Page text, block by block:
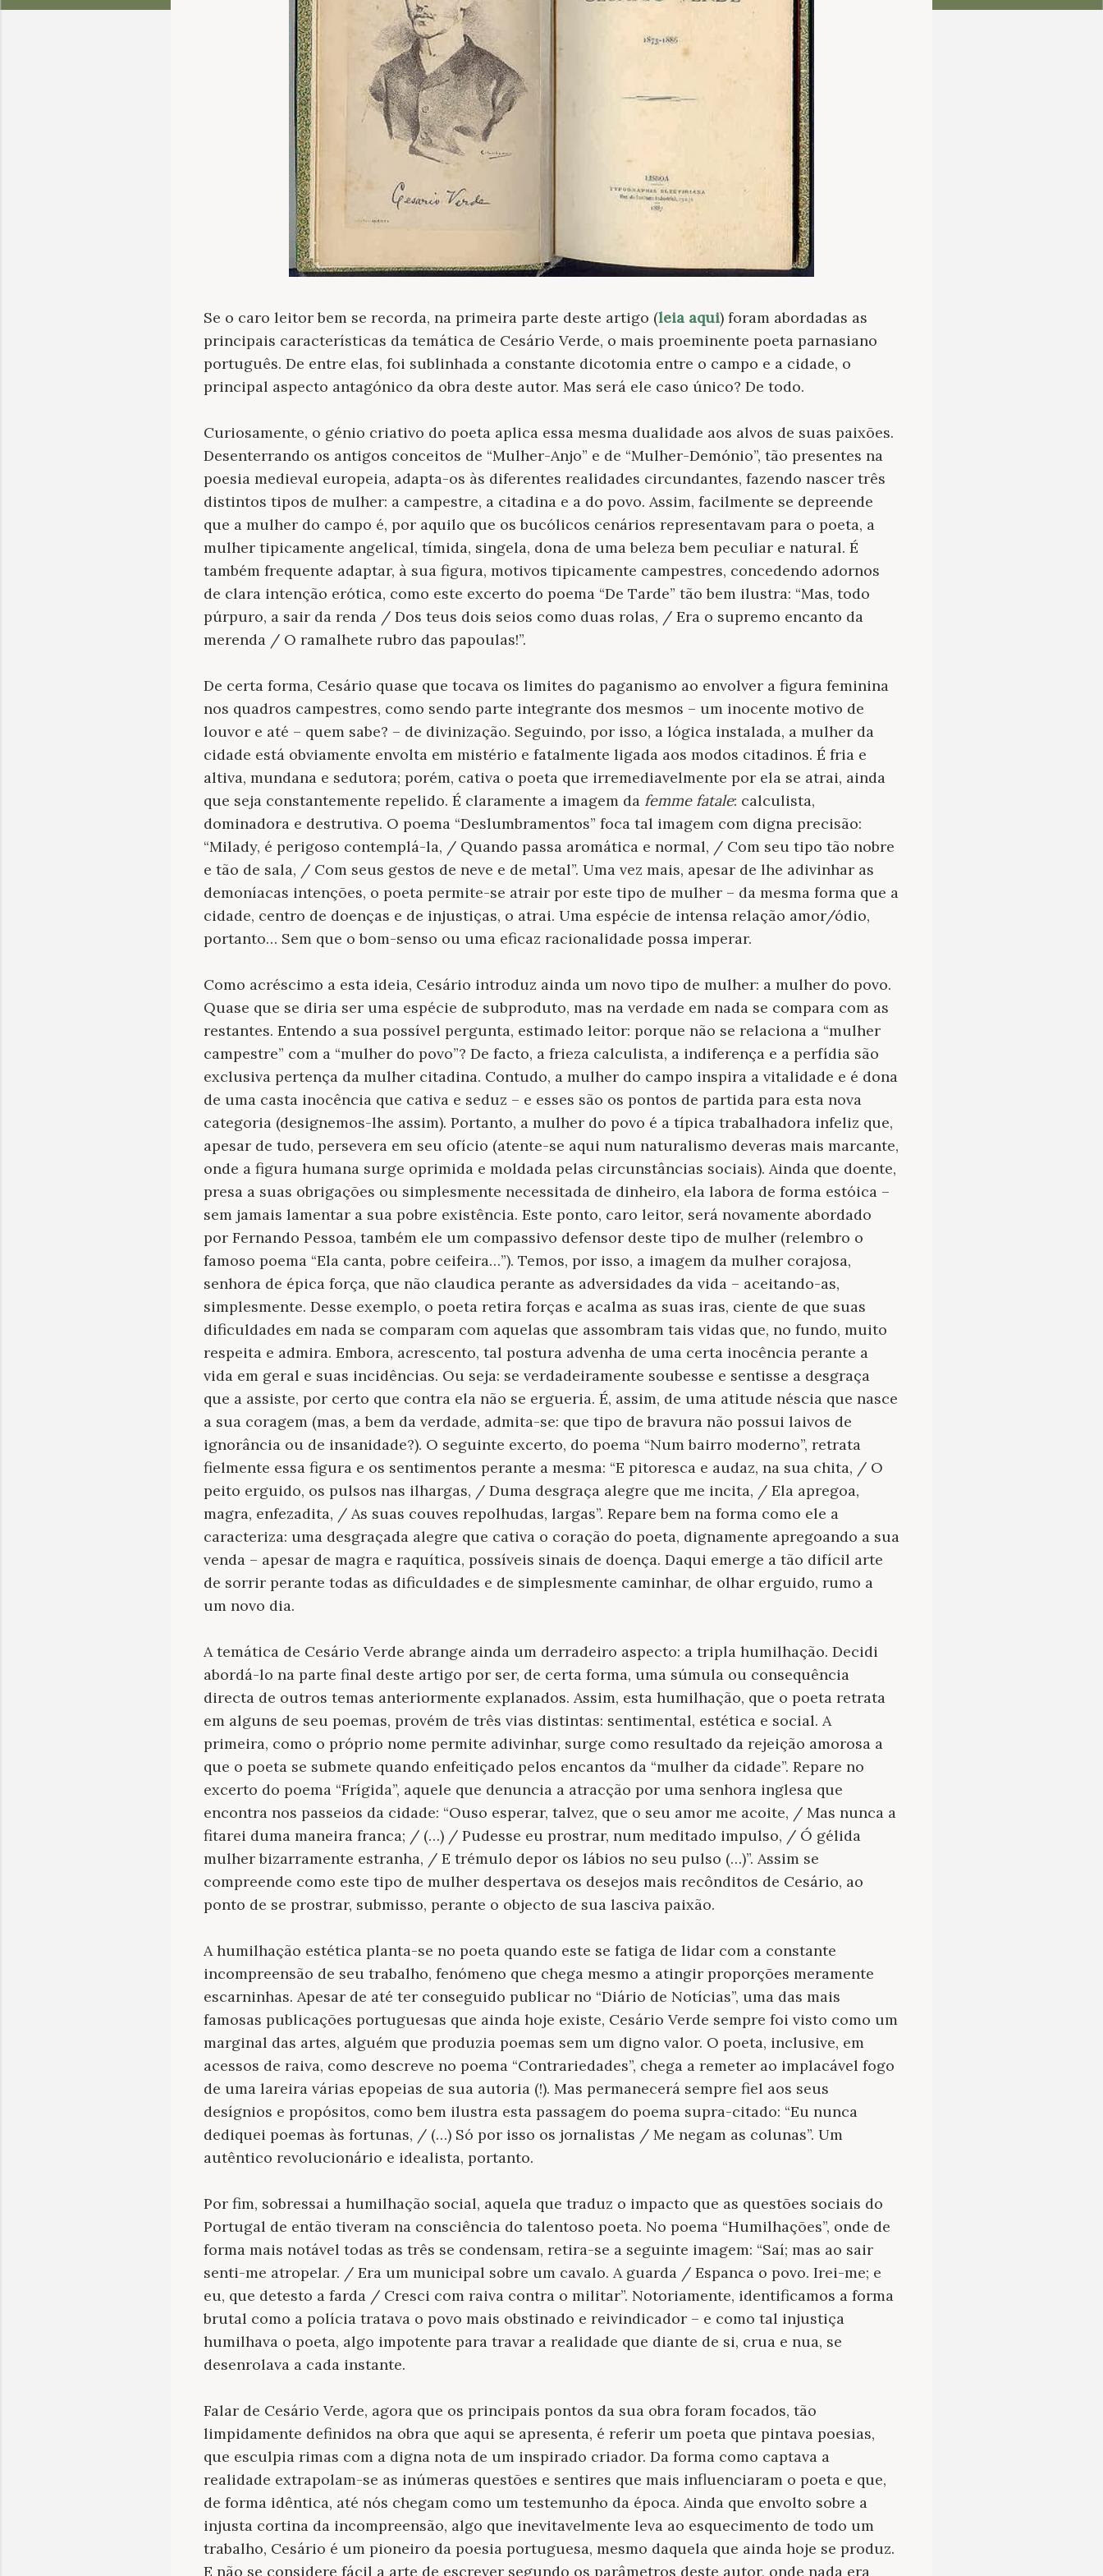
Se o caro leitor bem se recorda, na primeira parte deste artigo (leia aqui) foram abordadas as
principais características da temática de Cesário Verde, o mais proeminente poeta parnasiano
português. De entre elas, foi sublinhada a constante dicotomia entre o campo e a cidade, o
principal aspecto antagónico da obra deste autor. Mas será ele caso único? De todo.
Curiosamente, o génio criativo do poeta aplica essa mesma dualidade aos alvos de suas paixões.
Desenterrando os antigos conceitos de “Mulher-Anjo” e de “Mulher-Demónio”, tão presentes na
poesia medieval europeia, adapta-os às diferentes realidades circundantes, fazendo nascer três
distintos tipos de mulher: a campestre, a citadina e a do povo. Assim, facilmente se depreende
que a mulher do campo é, por aquilo que os bucólicos cenários representavam para o poeta, a
mulher tipicamente angelical, tímida, singela, dona de uma beleza bem peculiar e natural. É
também frequente adaptar, à sua figura, motivos tipicamente campestres, concedendo adornos
de clara intenção erótica, como este excerto do poema “De Tarde” tão bem ilustra: “Mas, todo
púrpuro, a sair da renda / Dos teus dois seios como duas rolas, / Era o supremo encanto da
merenda / O ramalhete rubro das papoulas!”.
De certa forma, Cesário quase que tocava os limites do paganismo ao envolver a figura feminina
nos quadros campestres, como sendo parte integrante dos mesmos – um inocente motivo de
louvor e até – quem sabe? – de divinização. Seguindo, por isso, a lógica instalada, a mulher da
cidade está obviamente envolta em mistério e fatalmente ligada aos modos citadinos. É fria e
altiva, mundana e sedutora; porém, cativa o poeta que irremediavelmente por ela se atrai, ainda
que seja constantemente repelido. É claramente a imagem da femme fatale: calculista,
dominadora e destrutiva. O poema “Deslumbramentos” foca tal imagem com digna precisão:
“Milady, é perigoso contemplá-la, / Quando passa aromática e normal, / Com seu tipo tão nobre
e tão de sala, / Com seus gestos de neve e de metal”. Uma vez mais, apesar de lhe adivinhar as
demoníacas intenções, o poeta permite-se atrair por este tipo de mulher – da mesma forma que a
cidade, centro de doenças e de injustiças, o atrai. Uma espécie de intensa relação amor/ódio,
portanto… Sem que o bom-senso ou uma eficaz racionalidade possa imperar.
Como acréscimo a esta ideia, Cesário introduz ainda um novo tipo de mulher: a mulher do povo.
Quase que se diria ser uma espécie de subproduto, mas na verdade em nada se compara com as
restantes. Entendo a sua possível pergunta, estimado leitor: porque não se relaciona a “mulher
campestre” com a “mulher do povo”? De facto, a frieza calculista, a indiferença e a perfídia são
exclusiva pertença da mulher citadina. Contudo, a mulher do campo inspira a vitalidade e é dona
de uma casta inocência que cativa e seduz – e esses são os pontos de partida para esta nova
categoria (designemos-lhe assim). Portanto, a mulher do povo é a típica trabalhadora infeliz que,
apesar de tudo, persevera em seu ofício (atente-se aqui num naturalismo deveras mais marcante,
onde a figura humana surge oprimida e moldada pelas circunstâncias sociais). Ainda que doente,
presa a suas obrigações ou simplesmente necessitada de dinheiro, ela labora de forma estóica –
sem jamais lamentar a sua pobre existência. Este ponto, caro leitor, será novamente abordado
por Fernando Pessoa, também ele um compassivo defensor deste tipo de mulher (relembro o
famoso poema “Ela canta, pobre ceifeira…”). Temos, por isso, a imagem da mulher corajosa,
senhora de épica força, que não claudica perante as adversidades da vida – aceitando-as,
simplesmente. Desse exemplo, o poeta retira forças e acalma as suas iras, ciente de que suas
dificuldades em nada se comparam com aquelas que assombram tais vidas que, no fundo, muito
respeita e admira. Embora, acrescento, tal postura advenha de uma certa inocência perante a
vida em geral e suas incidências. Ou seja: se verdadeiramente soubesse e sentisse a desgraça
que a assiste, por certo que contra ela não se ergueria. É, assim, de uma atitude néscia que nasce
a sua coragem (mas, a bem da verdade, admita-se: que tipo de bravura não possui laivos de
ignorância ou de insanidade?). O seguinte excerto, do poema “Num bairro moderno”, retrata
fielmente essa figura e os sentimentos perante a mesma: “E pitoresca e audaz, na sua chita, / O
peito erguido, os pulsos nas ilhargas, / Duma desgraça alegre que me incita, / Ela apregoa,
magra, enfezadita, / As suas couves repolhudas, largas”. Repare bem na forma como ele a
caracteriza: uma desgraçada alegre que cativa o coração do poeta, dignamente apregoando a sua
venda – apesar de magra e raquítica, possíveis sinais de doença. Daqui emerge a tão difícil arte
de sorrir perante todas as dificuldades e de simplesmente caminhar, de olhar erguido, rumo a
um novo dia.
A temática de Cesário Verde abrange ainda um derradeiro aspecto: a tripla humilhação. Decidi
abordá-lo na parte final deste artigo por ser, de certa forma, uma súmula ou consequência
directa de outros temas anteriormente explanados. Assim, esta humilhação, que o poeta retrata
em alguns de seu poemas, provém de três vias distintas: sentimental, estética e social. A
primeira, como o próprio nome permite adivinhar, surge como resultado da rejeição amorosa a
que o poeta se submete quando enfeitiçado pelos encantos da “mulher da cidade”. Repare no
excerto do poema “Frígida”, aquele que denuncia a atracção por uma senhora inglesa que
encontra nos passeios da cidade: “Ouso esperar, talvez, que o seu amor me acoite, / Mas nunca a
fitarei duma maneira franca; / (…) / Pudesse eu prostrar, num meditado impulso, / Ó gélida
mulher bizarramente estranha, / E trémulo depor os lábios no seu pulso (…)”. Assim se
compreende como este tipo de mulher despertava os desejos mais recônditos de Cesário, ao
ponto de se prostrar, submisso, perante o objecto de sua lasciva paixão.
A humilhação estética planta-se no poeta quando este se fatiga de lidar com a constante
incompreensão de seu trabalho, fenómeno que chega mesmo a atingir proporções meramente
escarninhas. Apesar de até ter conseguido publicar no “Diário de Notícias”, uma das mais
famosas publicações portuguesas que ainda hoje existe, Cesário Verde sempre foi visto como um
marginal das artes, alguém que produzia poemas sem um digno valor. O poeta, inclusive, em
acessos de raiva, como descreve no poema “Contrariedades”, chega a remeter ao implacável fogo
de uma lareira várias epopeias de sua autoria (!). Mas permanecerá sempre fiel aos seus
desígnios e propósitos, como bem ilustra esta passagem do poema supra-citado: “Eu nunca
dediquei poemas às fortunas, / (…) Só por isso os jornalistas / Me negam as colunas”. Um
autêntico revolucionário e idealista, portanto.
Por fim, sobressai a humilhação social, aquela que traduz o impacto que as questões sociais do
Portugal de então tiveram na consciência do talentoso poeta. No poema “Humilhações”, onde de
forma mais notável todas as três se condensam, retira-se a seguinte imagem: “Saí; mas ao sair
senti-me atropelar. / Era um municipal sobre um cavalo. A guarda / Espanca o povo. Irei-me; e
eu, que detesto a farda / Cresci com raiva contra o militar”. Notoriamente, identificamos a forma
brutal como a polícia tratava o povo mais obstinado e reivindicador – e como tal injustiça
humilhava o poeta, algo impotente para travar a realidade que diante de si, crua e nua, se
desenrolava a cada instante.
Falar de Cesário Verde, agora que os principais pontos da sua obra foram focados, tão
limpidamente definidos na obra que aqui se apresenta, é referir um poeta que pintava poesias,
que esculpia rimas com a digna nota de um inspirado criador. Da forma como captava a
realidade extrapolam-se as inúmeras questões e sentires que mais influenciaram o poeta e que,
de forma idêntica, até nós chegam como um testemunho da época. Ainda que envolto sobre a
injusta cortina da incompreensão, algo que inevitavelmente leva ao esquecimento de todo um
trabalho, Cesário é um pioneiro da poesia portuguesa, mesmo daquela que ainda hoje se produz.
E não se considere fácil a arte de escrever segundo os parâmetros deste autor, onde nada era